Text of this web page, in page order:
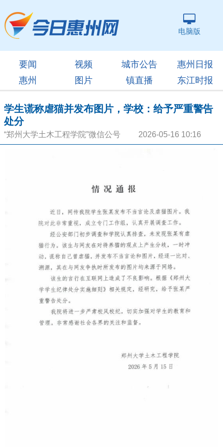
电脑版
要闻 视频 城市公告
惠州日报
惠州
图片 镇直播 东江时报
学生谎称虐猫并发布图片，学校：给予严重警告
处分
“郑州大学土木工程学院”微信公号 2026-05-16 10:16